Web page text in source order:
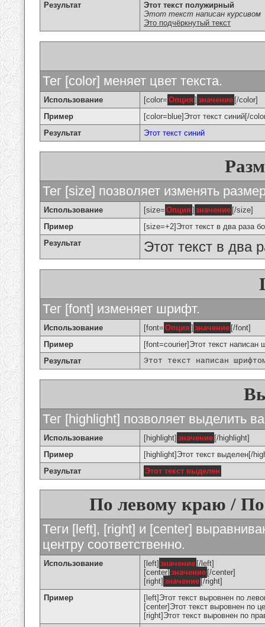
Результат
Этот текст полужирный
Этот текст написан курсивом
Это подчёркнутый текст
Тег [color] меняет цвет текста.
Использование [color= Опция ] значение [/color]
Пример
[color=blue]Этот текст синий[/
Результат
Этот текст синий
Тег [size] позволяет изменять
Использование [size= Опция ] значение [/size]
Пример
[size=+2]Этот текст в два раза
Результат
Этот текст в два
Тег [font] изменяет шрифт.
Использование [font= Опция ] значение [/font]
Пример
[font=courier]Этот текст
Результат
Этот текст написан
Тег [highlight] позволяет выделить
Использование [highlight] значение [/highlight]
Пример
[highlight]Этот текст выделен[/
Результат
Этот текст выделен
По левому краю /
Теги [left], [right] и [center]
центру соответственно.
Использование [left] значение [/left]
[center] значение [/center]
[right] значение [/right]
Пример
[left]Этот текст выровнен по
[center]Этот текст выровнен по
[right]Этот текст выровнен по